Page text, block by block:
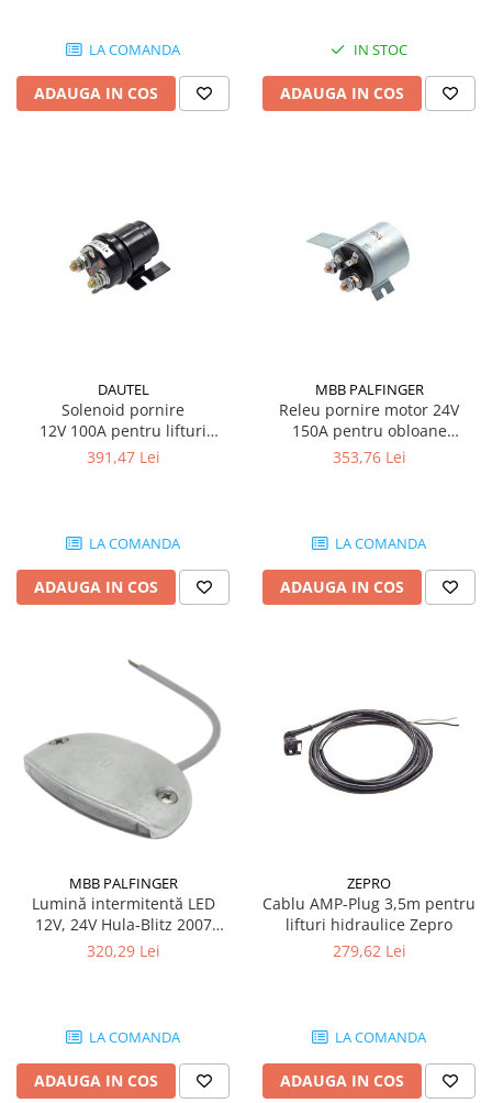
LA COMANDA
ADAUGA IN COS
IN STOC
ADAUGA IN COS
DAUTEL
Solenoid pornire
12V 100A pentru lifturi
hidraulice Dautel, MBB-
391,47 Lei
LA COMANDA
ADAUGA IN COS
MBB PALFINGER
Releu pornire motor 24V
150A pentru obloane
hidraulice MBB-Palfinger
353,76 Lei
LA COMANDA
ADAUGA IN COS
MBB PALFINGER
Lumină intermitentă LED
12V, 24V Hula-Blitz 2007
pentru lifturi hidraulice MBB-
320,29 Lei
LA COMANDA
ADAUGA IN COS
ZEPRO
Cablu AMP-Plug 3,5m pentru
lifturi hidraulice Zepro
279,62 Lei
LA COMANDA
ADAUGA IN COS